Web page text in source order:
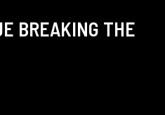
BREAKING THE